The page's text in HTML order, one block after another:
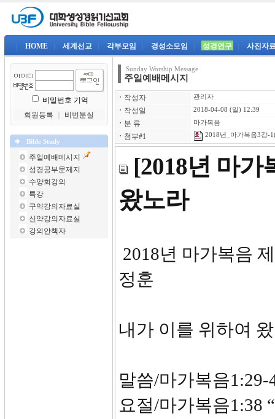
HOME 세계선교 각부모임 경성소모임 성경연구 사진자
비밀번호 기억
회원등록
비번분실
Bible Study
주일예배메시지
성경공부문제지
수양회강의
특강
구약강의자료실
신약강의자료실
강의안책자
Sunday Worship Message
주일예배메시지
ㆍ 작성자 관리자
ㆍ 작성일 2018-04-08 (일) 12:39
ㆍ 분 류 마가복음
ㆍ 첨부#1 2018년_마가복음3강-
[2018년 마가
왔노라
2018년
정훈
내가 이를 위하여
말씀/마가복음1:29-
요절/마가복음1:38